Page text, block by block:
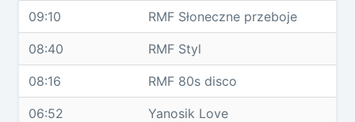
09:10 RMF Słoneczne przeboje
08:40 RMF Styl
08:16 RMF 80s disco
06:52 Yanosik Love